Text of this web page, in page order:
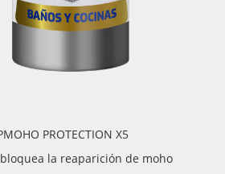
PROTECTION X5
la reaparición de moho